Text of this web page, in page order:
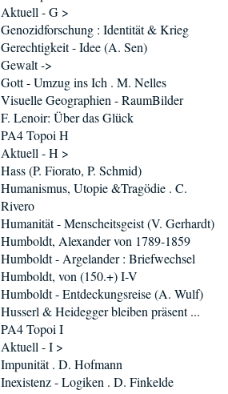
Aktuell - G >
Genozidforschung : Identität & Krieg
Gerechtigkeit - Idee (A. Sen)
Gewalt ->
Gott - Umzug ins Ich . M. Nelles
Visuelle Geographien - RaumBilder
F. Lenoir: Über das Glück
PA4 Topoi H
Aktuell - H >
Hass (P. Fiorato, P. Schmid)
Humanismus, Utopie &Tragödie . C.
Rivero
Humanität - Menscheitsgeist (V. Gerhardt)
Humboldt, Alexander von 1789-1859
Humboldt - Argelander : Briefwechsel
Humboldt, von (150.+) I-V
Humboldt - Entdeckungsreise (A. Wulf)
Husserl & Heidegger bleiben präsent ...
PA4 Topoi I
Aktuell - I >
Impunität . D. Hofmann
Inexistenz - Logiken . D. Finkelde